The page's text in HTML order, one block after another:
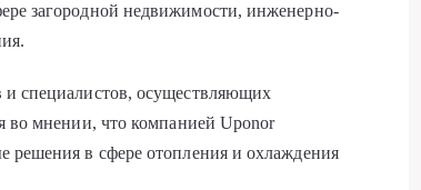
загородной недвижимости, инженерно-
специалистов, осуществляющих
во мнении, что компанией Uponor
решения в сфере отопления и охлаждения